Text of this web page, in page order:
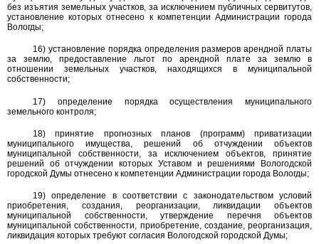
без изъятия земельных участков, за исключением публичных сервитутов,
установление которых отнесено к компетенции Администрации города
Вологды;
16) установление порядка определения размеров арендной платы
за землю, предоставление льгот по арендной плате за землю в
отношении земельных участков, находящихся в муниципальной
собственности;
17) определение порядка осуществления муниципального
земельного контроля;
18) принятие прогнозных планов (программ) приватизации
муниципального имущества, решений об отчуждении объектов
муниципальной собственности, за исключением объектов, принятие
решений об отчуждении которых Уставом и решениями Вологодской
городской Думы отнесено к компетенции Администрации города Вологды;
19) определение в соответствии с законодательством условий
приобретения, создания, реорганизации, ликвидации объектов
муниципальной собственности, утверждение перечня объектов
муниципальной собственности, приобретение, создание, реорганизация,
ликвидация которых требуют согласия Вологодской городской Думы;